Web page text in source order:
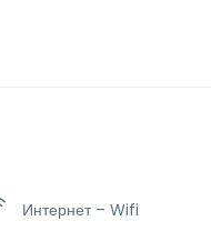
Интернет – Wifi